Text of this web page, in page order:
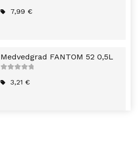
5
7,99€
Medvedgrad FANTOM 52 0,5L
5
3,21€